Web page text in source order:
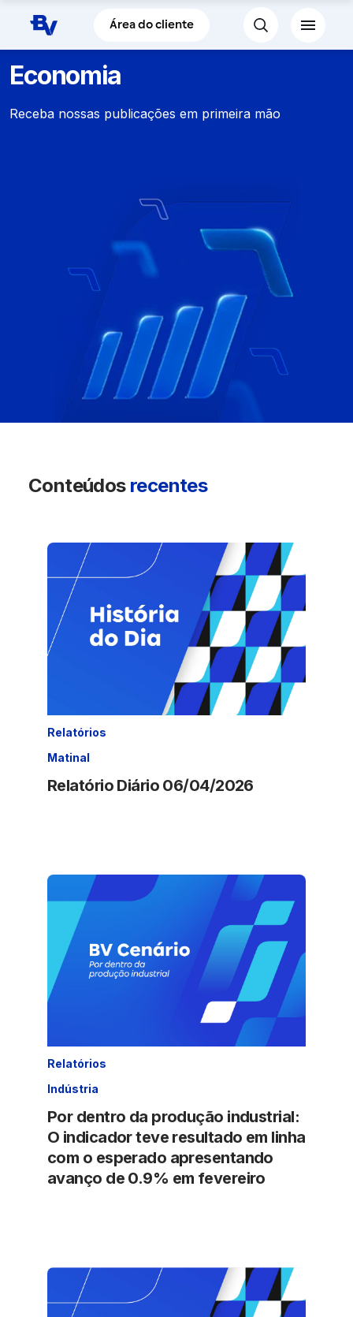
Pular para o Conteúdo principal
Área do cliente
Economia
Receba nossas publicações em primeira mão
Conteúdos recentes
Relatórios
Matinal
Relatório Diário 06/04/2026
Relatórios
Indústria
Por dentro da produção industrial:
O indicador teve resultado em linha
com o esperado apresentando
avanço de 0.9% em fevereiro